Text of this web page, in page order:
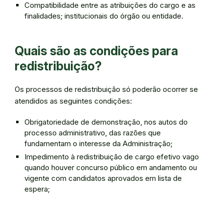
Compatibilidade entre as atribuições do cargo e as
finalidades; institucionais do órgão ou entidade.
Quais são as condições para
redistribuição?
Os processos de redistribuição só poderão ocorrer se
atendidos as seguintes condições:
Obrigatoriedade de demonstração, nos autos do
processo administrativo, das razões que
fundamentam o interesse da Administração;
Impedimento à redistribuição de cargo efetivo vago
quando houver concurso público em andamento ou
vigente com candidatos aprovados em lista de
espera;